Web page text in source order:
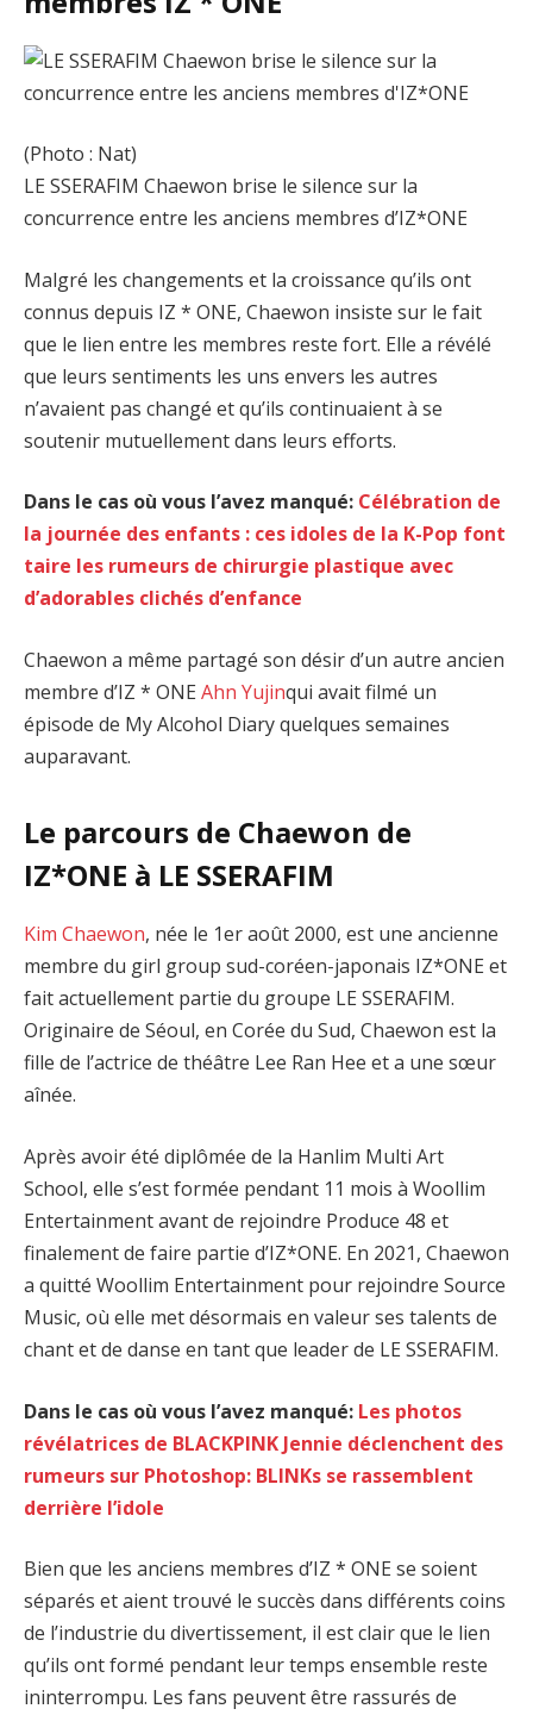
(Photo : Nat)
LE SSERAFIM Chaewon brise le silence sur la
concurrence entre les anciens membres d’IZ*ONE
Malgré les changements et la croissance qu’ils ont
connus depuis IZ * ONE, Chaewon insiste sur le fait
que le lien entre les membres reste fort. Elle a révélé
que leurs sentiments les uns envers les autres
n’avaient pas changé et qu’ils continuaient à se
soutenir mutuellement dans leurs efforts.
Dans le cas où vous l’avez manqué: Célébration de
la journée des enfants : ces idoles de la K-Pop font
taire les rumeurs de chirurgie plastique avec
d’adorables clichés d’enfance
Chaewon a même partagé son désir d’un autre ancien
membre d’IZ * ONE Ahn Yujinqui avait filmé un
épisode de My Alcohol Diary quelques semaines
auparavant.
Le parcours de Chaewon de
IZ*ONE à LE SSERAFIM
Kim Chaewon, née le 1er août 2000, est une ancienne
membre du girl group sud-coréen-japonais IZ*ONE et
fait actuellement partie du groupe LE SSERAFIM.
Originaire de Séoul, en Corée du Sud, Chaewon est la
fille de l’actrice de théâtre Lee Ran Hee et a une sœur
aînée.
Après avoir été diplômée de la Hanlim Multi Art
School, elle s’est formée pendant 11 mois à Woollim
Entertainment avant de rejoindre Produce 48 et
finalement de faire partie d’IZ*ONE. En 2021, Chaewon
a quitté Woollim Entertainment pour rejoindre Source
Music, où elle met désormais en valeur ses talents de
chant et de danse en tant que leader de LE SSERAFIM.
Dans le cas où vous l’avez manqué: Les photos
révélatrices de BLACKPINK Jennie déclenchent des
rumeurs sur Photoshop: BLINKs se rassemblent
derrière l’idole
Bien que les anciens membres d’IZ * ONE se soient
séparés et aient trouvé le succès dans différents coins
de l’industrie du divertissement, il est clair que le lien
qu’ils ont formé pendant leur temps ensemble reste
ininterrompu. Les fans peuvent être rassurés de